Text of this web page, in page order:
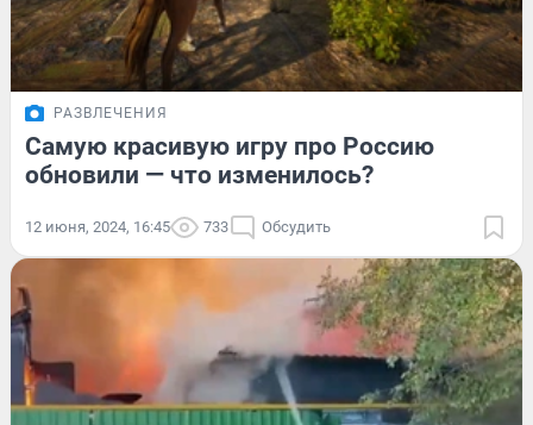
РАЗВЛЕЧЕНИЯ
Самую красивую игру про Россию
обновили — что изменилось?
12 июня, 2024, 16:45 733 Обсудить